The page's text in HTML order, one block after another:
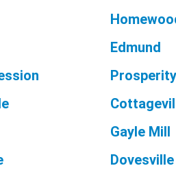
Edmund
Prosperity
Gayle Mill
Dovesville